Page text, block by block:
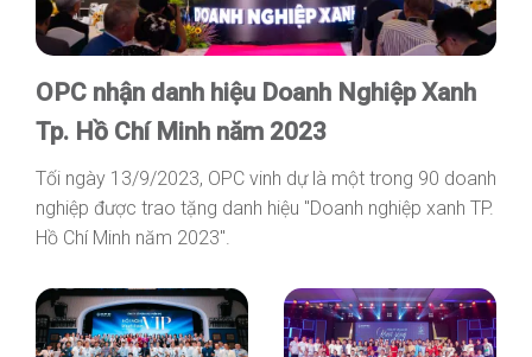
OPC nhận danh hiệu Doanh Nghiệp Xanh
Tp. Hồ Chí Minh năm 2023
Tối ngày 13/9/2023, OPC vinh dự là một trong 90 doanh
nghiệp được trao tặng danh hiệu "Doanh nghiệp xanh TP.
Hồ Chí Minh năm 2023".